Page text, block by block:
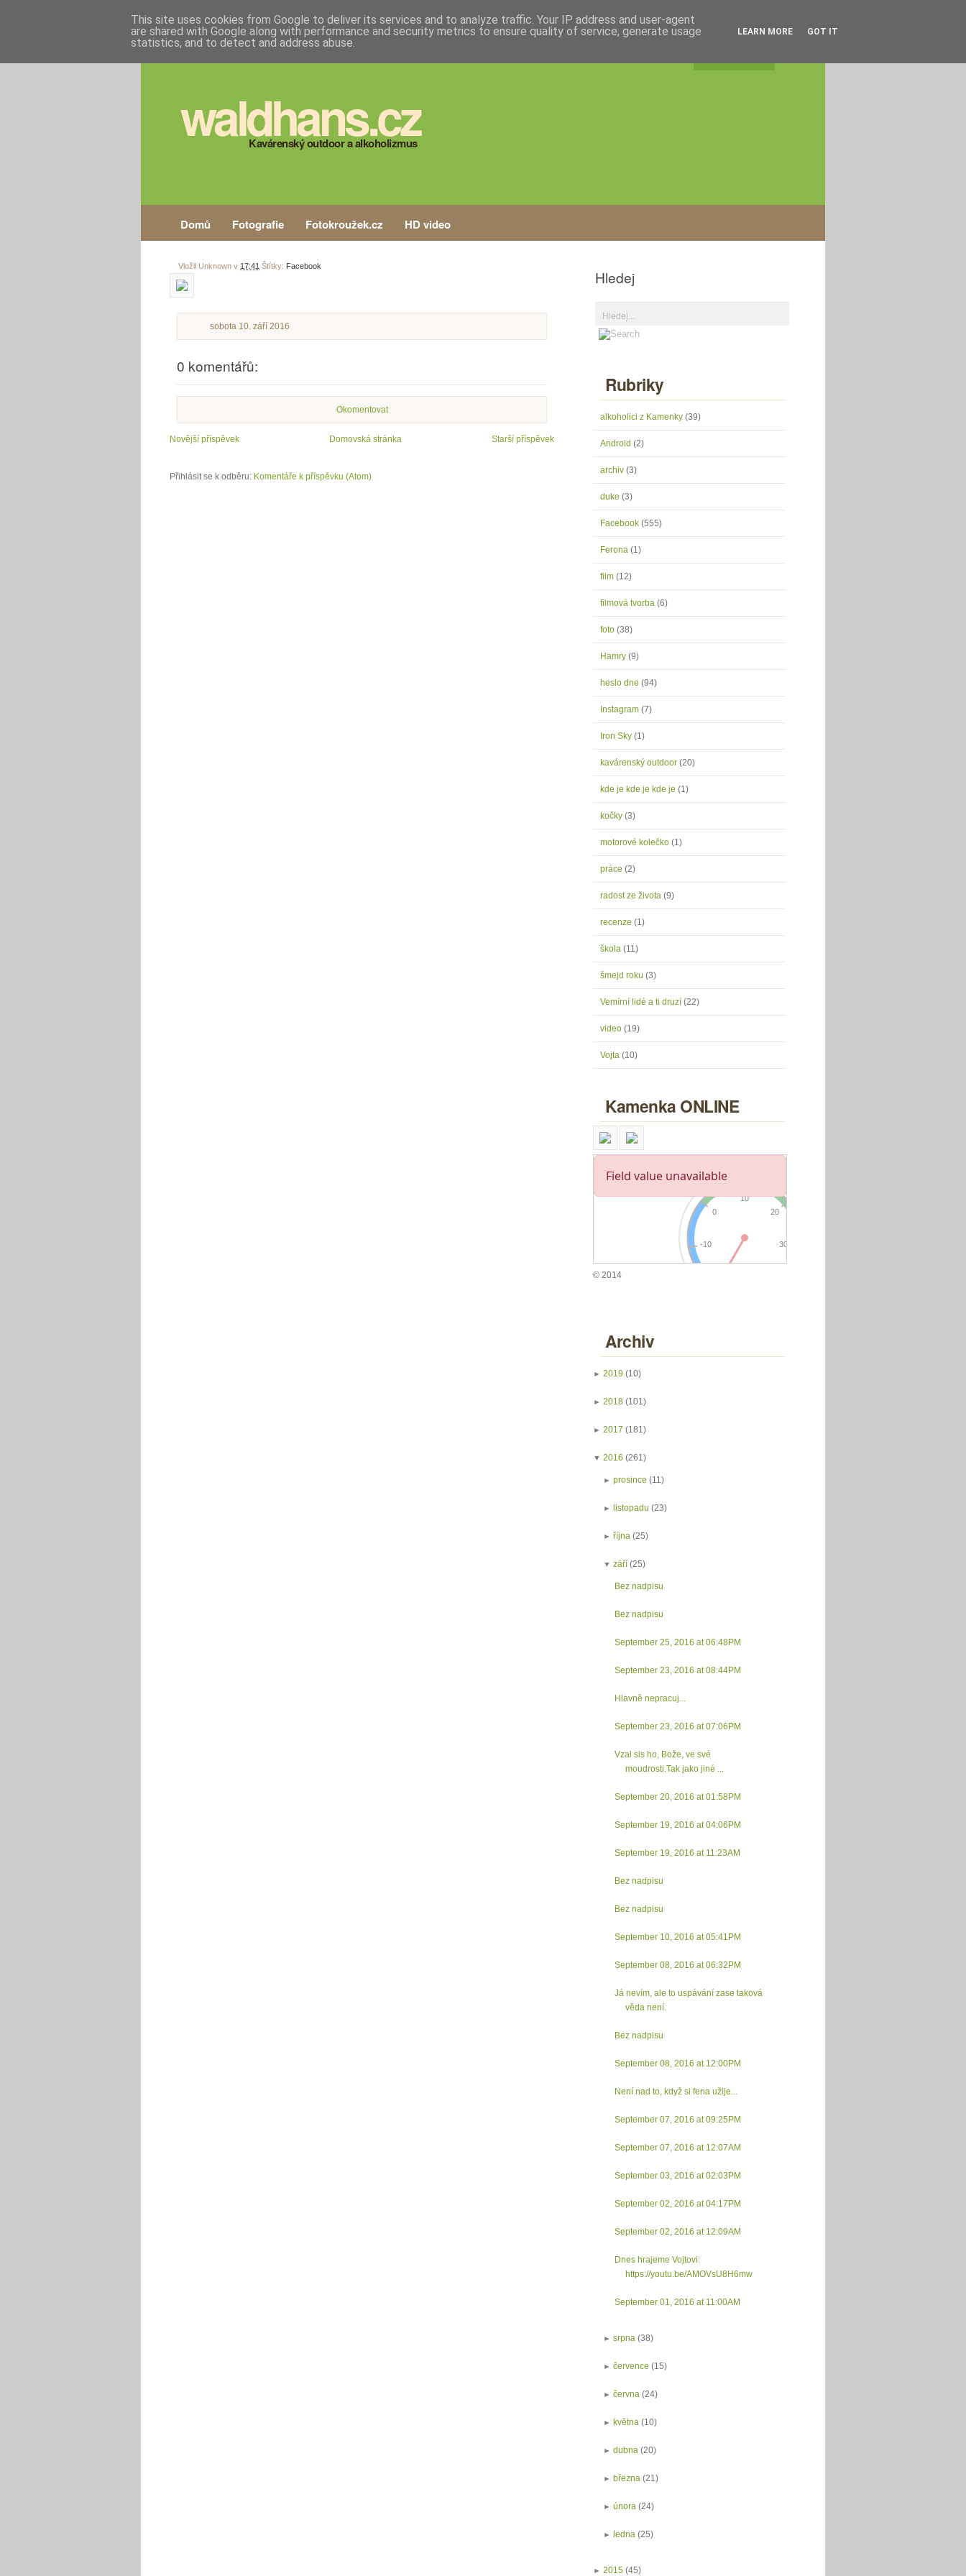
waldhans.cz
Kavárenský outdoor a alkoholizmus
Domů Fotografie Fotokroužek.cz HD video
Vložil Unknown v 17:41 Štítky: Facebook
sobota 10. září 2016
0 komentářů:
Okomentovat
Novější příspěvek Starší příspěvek
Domovská stránka
Přihlásit se k odběru: Komentáře k příspěvku (Atom)
Hledej
Rubriky
alkoholici z Kamenky (39)
Android (2)
archiv (3)
duke (3)
Facebook (555)
Ferona (1)
film (12)
filmová tvorba (6)
foto (38)
Hamry (9)
heslo dne (94)
Instagram (7)
Iron Sky (1)
kavárenský outdoor (20)
kde je kde je kde je (1)
kočky (3)
motorové kolečko (1)
práce (2)
radost ze života (9)
recenze (1)
škola (11)
šmejd roku (3)
Vemírní lidé a ti druzí (22)
video (19)
Vojta (10)
Kamenka ONLINE
© 2014
Archiv
► 2019 (10)
► 2018 (101)
► 2017 (181)
▼ 2016 (261)
►prosince (11)
►listopadu (23)
►října (25)
▼září (25)
Bez nadpisu
Bez nadpisu
September 25, 2016 at 06:48PM
September 23, 2016 at 08:44PM
Hlavně nepracuj...
September 23, 2016 at 07:06PM
Vzal sis ho, Bože, ve své
moudrosti.Tak jako jiné ...
September 20, 2016 at 01:58PM
September 19, 2016 at 04:06PM
September 19, 2016 at 11:23AM
Bez nadpisu
Bez nadpisu
September 10, 2016 at 05:41PM
September 08, 2016 at 06:32PM
Já nevím, ale to uspávání zase taková
věda není.
Bez nadpisu
September 08, 2016 at 12:00PM
Není nad to, když si fena užije...
September 07, 2016 at 09:25PM
September 07, 2016 at 12:07AM
September 03, 2016 at 02:03PM
September 02, 2016 at 04:17PM
September 02, 2016 at 12:09AM
Dnes hrajeme Vojtovi:
https://youtu.be/AMOVsU8H6mw
September 01, 2016 at 11:00AM
►srpna (38)
►července (15)
►června (24)
►května (10)
►dubna (20)
►března (21)
►února (24)
►ledna (25)
► 2015 (45)
This site uses cookies from Google to deliver its services and to analyze traffic. Your IP address and user-agent
are shared with Google along with performance and security metrics to ensure quality of service, generate usage
statistics, and to detect and address abuse.
LEARN MORE GOT IT